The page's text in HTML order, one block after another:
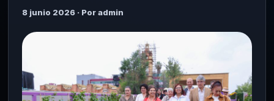
8 junio 2026 · Por admin